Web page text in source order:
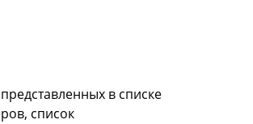
в списке
список